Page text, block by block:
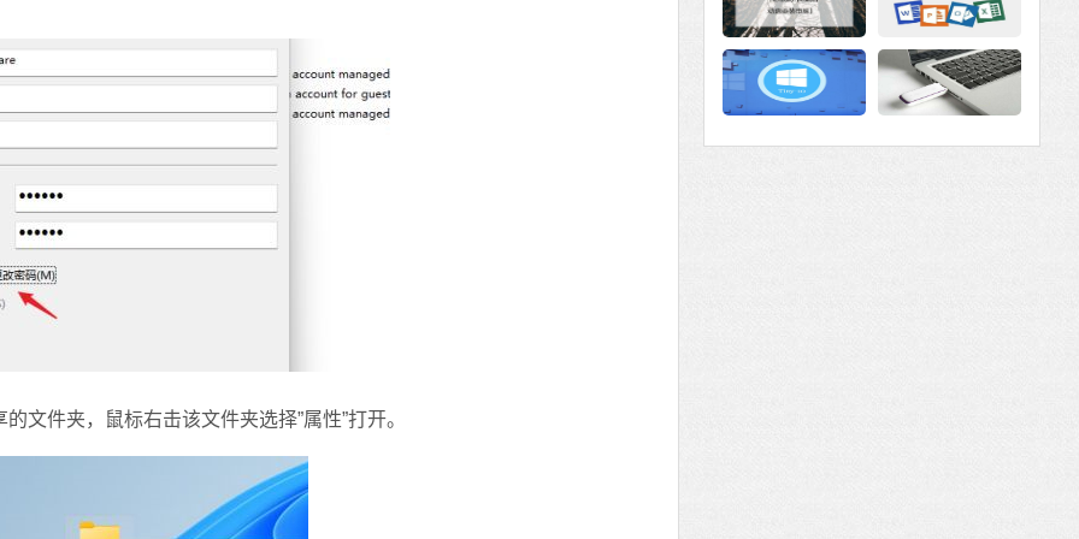
件夹，鼠标右击该文件夹选择”属性”打开。